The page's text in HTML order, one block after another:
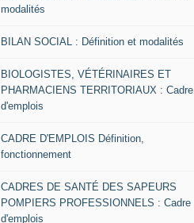
modalités
BILAN SOCIAL : Définition et modalités
BIOLOGISTES, VÉTÉRINAIRES ET
PHARMACIENS TERRITORIAUX : Cadre
d'emplois
CADRE D'EMPLOIS Définition,
fonctionnement
CADRES DE SANTÉ DES SAPEURS
POMPIERS PROFESSIONNELS : Cadre
d'emplois